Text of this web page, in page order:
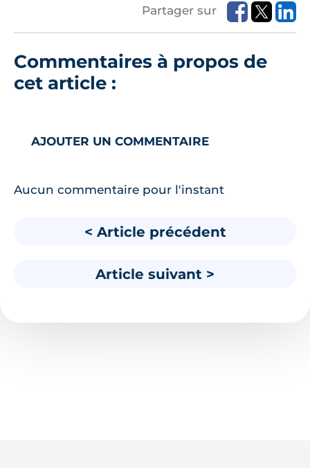
Partager sur
Commentaires à propos de
cet article :
AJOUTER UN COMMENTAIRE
Aucun commentaire pour l'instant
< Article précédent
Article suivant >